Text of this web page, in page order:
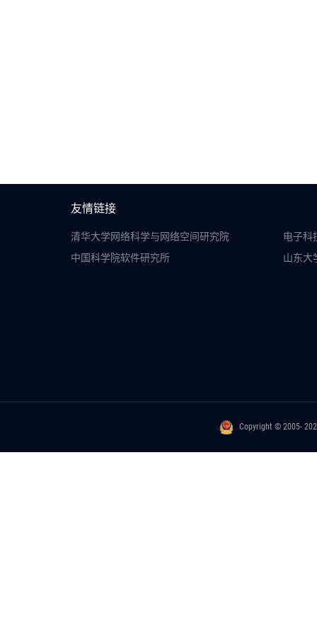
友情链接
清华大学网络科学与网络空间研究院
电子科
中国科学院软件研究所
山东大
Copyright © 2005-